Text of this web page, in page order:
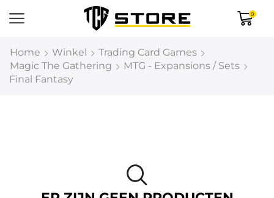
0
Home Winkel
Trading Card Games
Magic The Gathering
MTG - Expansions / Sets
Final Fantasy